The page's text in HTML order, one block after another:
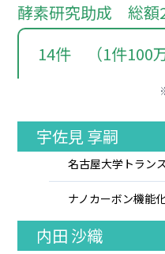
酵素研究助成 総額
14件 （1件100万
宇佐見 享嗣
名古屋大学トラン
ナノカーボン機能
内田 沙織